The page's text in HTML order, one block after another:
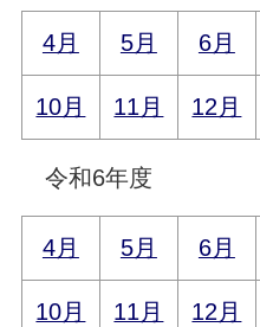
4月 5月 6月
10月 11月 12月
令和6年度
4月 5月 6月
10月 11月 12月